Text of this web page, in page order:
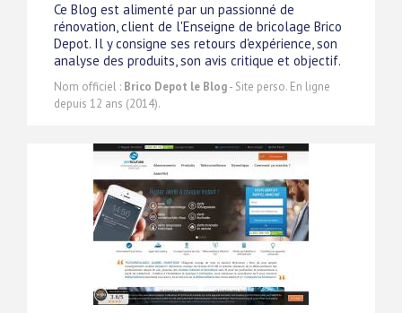
Ce Blog est alimenté par un passionné de
rénovation, client de l'Enseigne de bricolage Brico
Depot. Il y consigne ses retours d'expérience, son
analyse des produits, son avis critique et objectif.
Nom officiel : Brico Depot le Blog- Site perso. En ligne
depuis 12 ans (2014).